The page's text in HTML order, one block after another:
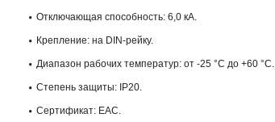
Отключающая способность: 6,0 кА.
Крепление: на DIN-рейку.
Диапазон рабочих температур: от -25 °С до +60 °С.
Степень защиты: IP20.
Сертификат: ЕАС.